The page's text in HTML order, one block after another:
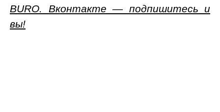
BURO. Вконтакте — подпишитесь и
вы!